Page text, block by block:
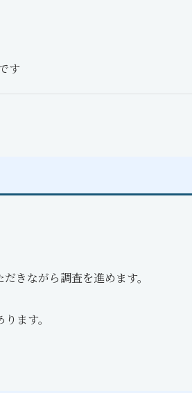
す
きながら調査を進めます。
ます。